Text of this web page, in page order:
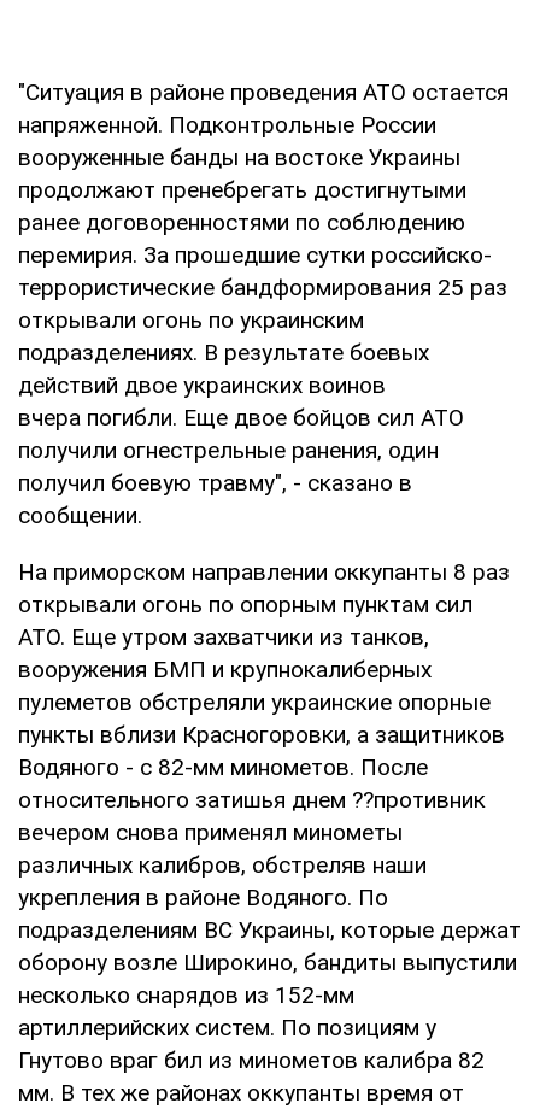
"Ситуация в районе проведения АТО остается
напряженной. Подконтрольные России
вооруженные банды на востоке Украины
продолжают пренебрегать достигнутыми
ранее договоренностями по соблюдению
перемирия. За прошедшие сутки российско-
террористические бандформирования 25 раз
открывали огонь по украинским
подразделениях. В результате боевых
действий двое украинских воинов
вчера погибли. Еще двое бойцов сил АТО
получили огнестрельные ранения, один
получил боевую травму", - сказано в
сообщении.
На приморском направлении оккупанты 8 раз
открывали огонь по опорным пунктам сил
АТО. Еще утром захватчики из танков,
вооружения БМП и крупнокалиберных
пулеметов обстреляли украинские опорные
пункты вблизи Красногоровки, а защитников
Водяного - с 82-мм минометов. После
относительного затишья днем ??противник
вечером снова применял минометы
различных калибров, обстреляв наши
укрепления в районе Водяного. По
подразделениям ВС Украины, которые держат
оборону возле Широкино, бандиты выпустили
несколько снарядов из 152-мм
артиллерийских систем. По позициям у
Гнутово враг бил из минометов калибра 82
мм. В тех же районах оккупанты время от